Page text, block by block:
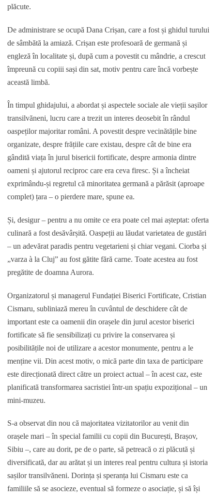
plăcute.
De administrare se ocupă Dana Crișan, care a fost și ghidul turului
de sâmbătă la amiază. Crișan este profesoară de germană și
engleză în localitate și, după cum a povestit cu mândrie, a crescut
împreună cu copiii sași din sat, motiv pentru care încă vorbește
această limbă.
În timpul ghidajului, a abordat și aspectele sociale ale vieții sașilor
transilvăneni, lucru care a trezit un interes deosebit în rândul
oaspeților majoritar români. A povestit despre vecinătățile bine
organizate, despre frățiile care existau, despre cât de bine era
gândită viața în jurul bisericii fortificate, despre armonia dintre
oameni și ajutorul reciproc care era ceva firesc. Și a încheiat
exprimându-și regretul că minoritatea germană a părăsit (aproape
complet) țara – o pierdere mare, spune ea.
Și, desigur – pentru a nu omite ce era poate cel mai așteptat: oferta
culinară a fost desăvârșită. Oaspeții au lăudat varietatea de gustări
– un adevărat paradis pentru vegetarieni și chiar vegani. Ciorba și
„varza à la Cluj” au fost gătite fără carne. Toate acestea au fost
pregătite de doamna Aurora.
Organizatorul și managerul Fundației Biserici Fortificate, Cristian
Cismaru, subliniază mereu în cuvântul de deschidere cât de
important este ca oamenii din orașele din jurul acestor biserici
fortificate să fie sensibilizați cu privire la conservarea și
posibilitățile noi de utilizare a acestor monumente, pentru a le
menține vii. Din acest motiv, o mică parte din taxa de participare
este direcționată direct către un proiect actual – în acest caz, este
planificată transformarea sacristiei într-un spațiu expozițional – un
mini-muzeu.
S-a observat din nou că majoritatea vizitatorilor au venit din
orașele mari – în special familii cu copii din București, Brașov,
Sibiu –, care au dorit, pe de o parte, să petreacă o zi plăcută și
diversificată, dar au arătat și un interes real pentru cultura și istoria
sașilor transilvăneni. Dorința și speranța lui Cismaru este ca
familiile să se asocieze, eventual să formeze o asociație, și să își